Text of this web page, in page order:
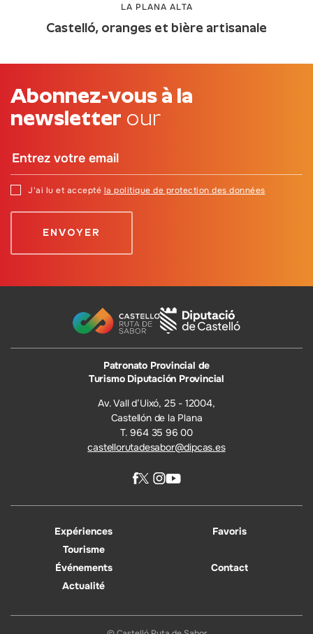
LA PLANA ALTA
Castelló, oranges et bière artisanale
Abonnez-vous à la
newsletter our
J'ai lu et accepté la politique de protection des données
Patronato Provincial de
Turismo Diputación Provincial
Av. Vall d’Uixó, 25 - 12004,
Castellón de la Plana
T. 964 35 96 00
castellorutadesabor@dipcas.es
Expériences
Tourisme
Événements
Actualité
Favoris
Contact